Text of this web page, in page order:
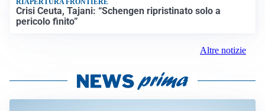
RIAPERTURA FRONTIERE
Crisi Ceuta, Tajani: “Schengen ripristinato solo a
pericolo finito”
Altre notizie